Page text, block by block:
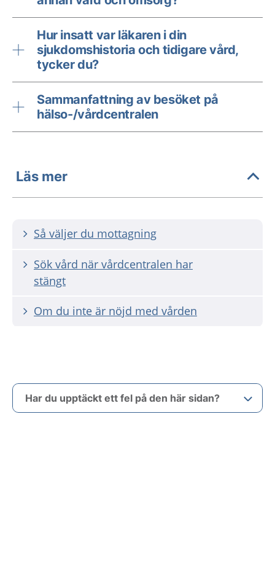
Hur insatt var läkaren i din
sjukdomshistoria och tidigare vård,
tycker du?
Sammanfattning av besöket på
hälso-/vårdcentralen
Läs mer
Så väljer du mottagning
Sök vård när vårdcentralen har
stängt
Om du inte är nöjd med vården
Har du upptäckt ett fel på den här sidan?